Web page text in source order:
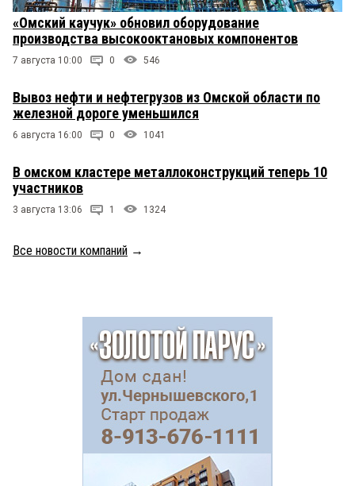
«Омский каучук» обновил оборудование
производства высокооктановых компонентов
7 августа 10:00 0 546
Вывоз нефти и нефтегрузов из Омской области по
железной дороге уменьшился
6 августа 16:00 0 1041
В омском кластере металлоконструкций теперь 10
участников
3 августа 13:06 1 1324
Все новости компаний →